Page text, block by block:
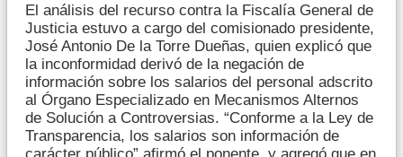
El análisis del recurso contra la Fiscalía General de
Justicia estuvo a cargo del comisionado presidente,
José Antonio De la Torre Dueñas, quien explicó que
la inconformidad derivó de la negación de
información sobre los salarios del personal adscrito
al Órgano Especializado en Mecanismos Alternos
de Solución a Controversias. “Conforme a la Ley de
Transparencia, los salarios son información de
carácter público” afirmó el ponente, y agregó que en